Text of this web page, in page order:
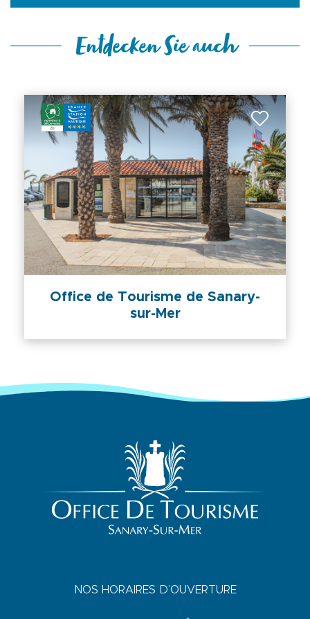
Entdecken Sie auch
Office de Tourisme de Sanary-
sur-Mer
NOS HORAIRES D’OUVERTURE